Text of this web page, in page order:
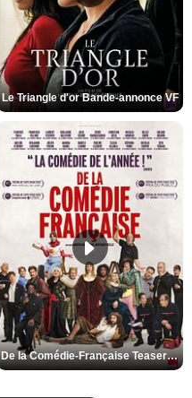
Le Triangle d'or Bande-annonce VF
De la Comédie-Française Teaser VF